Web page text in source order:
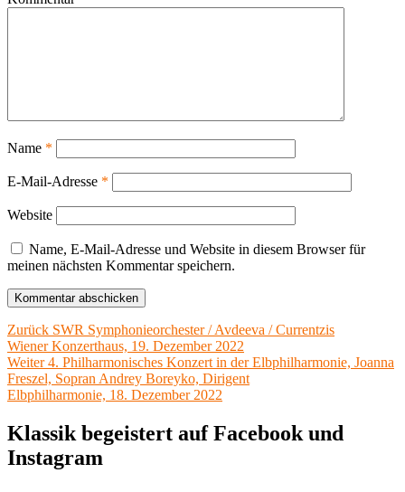
Name *
E-Mail-Adresse *
Website
Name, E-Mail-Adresse und Website in diesem Browser für
meinen nächsten Kommentar speichern.
Beitragsnavigation
Zurück Vorheriger
Beitrag:
SWR Symphonieorchester / Avdeeva / Currentzis
Wiener Konzerthaus, 19. Dezember 2022
Weiter Nächster
Beitrag:
4. Philharmonisches Konzert in der Elbphilharmonie, Joanna
Freszel, Sopran Andrey Boreyko, Dirigent
Elbphilharmonie, 18. Dezember 2022
Klassik begeistert auf Facebook und
Instagram